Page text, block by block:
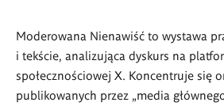
Moderowana Nienawiść to wystawa
i tekście, analizująca dyskurs na
społecznościowej X. Koncentruje się
publikowanych przez „media